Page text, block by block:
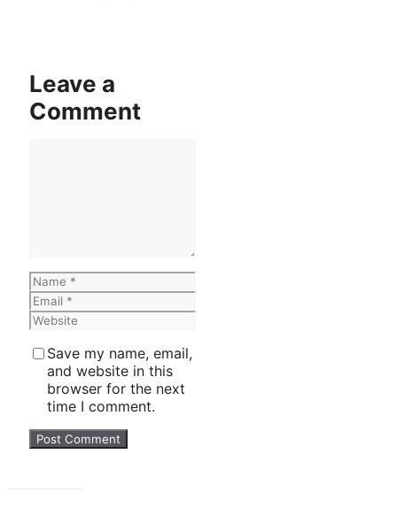
Leave a
Comment
Name
Email
Website
Save my name, email,
and website in this
browser for the next
time I comment.